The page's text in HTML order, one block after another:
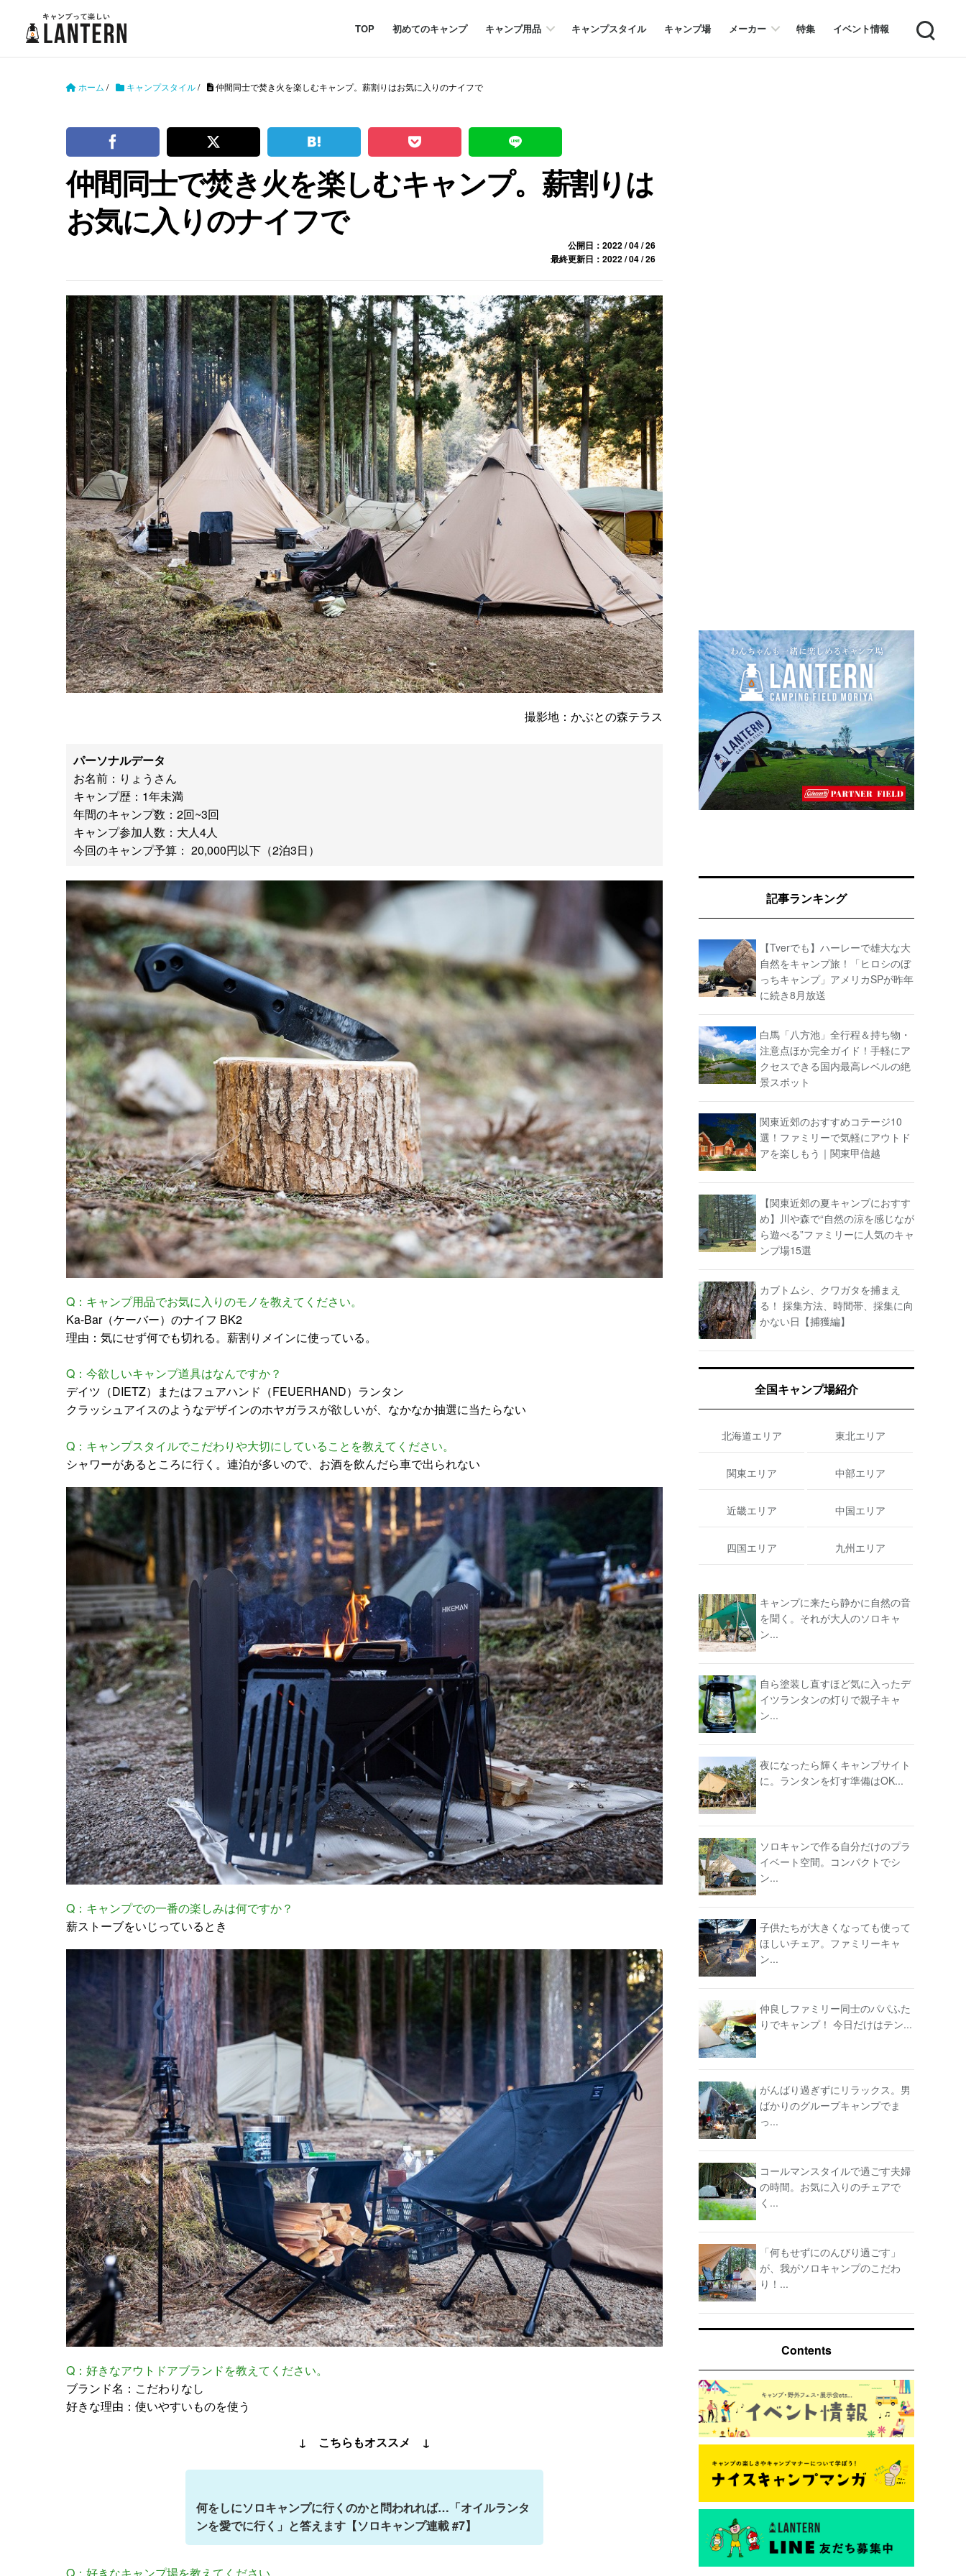
TOP 初めてのキャンプ キャンプ用品 キャンプスタイル キャンプ場 メーカー 特集 イベント情報 Search
ホーム / キャンプスタイル/ 仲間同士で焚き火を楽しむキャンプ。薪割りはお気に入りのナイフで
仲間同士で焚き火を楽しむキャンプ。薪割りは
お気に入りのナイフで
公開日：2022 / 04 / 26
最終更新日：2022 / 04 / 26
撮影地：かぶとの森テラス
パーソナルデータ
お名前：りょうさん
キャンプ歴：1年未満
年間のキャンプ数：2回~3回
キャンプ参加人数：大人4人
今回のキャンプ予算： 20,000円以下（2泊3日）
Q：キャンプ用品でお気に入りのモノを教えてください。
Ka-Bar（ケーバー）のナイフ BK2
理由：気にせず何でも切れる。薪割りメインに使っている。
Q：今欲しいキャンプ道具はなんですか？
デイツ（DIETZ）またはフュアハンド（FEUERHAND）ランタン
クラッシュアイスのようなデザインのホヤガラスが欲しいが、なかなか抽選に当たらない
Q：キャンプスタイルでこだわりや大切にしていることを教えてください。
シャワーがあるところに行く。連泊が多いので、お酒を飲んだら車で出られない
Q：キャンプでの一番の楽しみは何ですか？
薪ストーブをいじっているとき
Q：好きなアウトドアブランドを教えてください。
ブランド名：こだわりなし
好きな理由：使いやすいものを使う
↓ こちらもオススメ ↓
何をしにソロキャンプに行くのかと問われれば…「オイルランタ
ンを愛でに行く」と答えます【ソロキャンプ連載 #7】
Q：好きなキャンプ場を教えてください。
記事ランキング
【Tverでも】ハーレーで雄大な大
自然をキャンプ旅！「ヒロシのぼ
っちキャンプ」アメリカSPが昨年
に続き8月放送
白馬「八方池」全行程＆持ち物・
注意点ほか完全ガイド！手軽にア
クセスできる国内最高レベルの絶
景スポット
関東近郊のおすすめコテージ10
選！ファミリーで気軽にアウトド
アを楽しもう｜関東甲信越
【関東近郊の夏キャンプにおすす
め】川や森で“自然の涼を感じなが
ら遊べる”ファミリーに人気のキャ
ンプ場15選
カブトムシ、クワガタを捕まえ
る！ 採集方法、時間帯、採集に向
かない日【捕獲編】
全国キャンプ場紹介
北海道エリア 東北エリア
関東エリア 中部エリア
近畿エリア 中国エリア
四国エリア 九州エリア
キャンプに来たら静かに自然の音
を聞く。それが大人のソロキャ
ン...
自ら塗装し直すほど気に入ったデ
イツランタンの灯りで親子キャ
ン...
夜になったら輝くキャンプサイト
に。ランタンを灯す準備はOK...
ソロキャンで作る自分だけのプラ
イベート空間。コンパクトでシ
ン...
子供たちが大きくなっても使って
ほしいチェア。ファミリーキャ
ン...
仲良しファミリー同士のパパふた
りでキャンプ！ 今日だけはテン...
がんばり過ぎずにリラックス。男
ばかりのグループキャンプでま
っ...
コールマンスタイルで過ごす夫婦
の時間。お気に入りのチェアで
く...
「何もせずにのんびり過ごす」
が、我がソロキャンプのこだわ
り！...
Contents